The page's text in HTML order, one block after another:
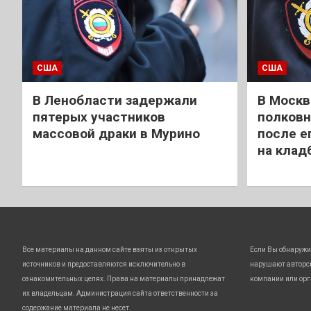
США
В Ленобласти задержали
пятерых участников
массовой драки в Мурино
США
В
после
на
Все материалы на данном сайте взяты из открытых
источников и предоставляются исключительно в
ознакомительных целях. Права на материалы принадлежат
их владельцам. Администрация сайта ответственности за
содержание материала не несет.
Если Вы
нарушают
компании или